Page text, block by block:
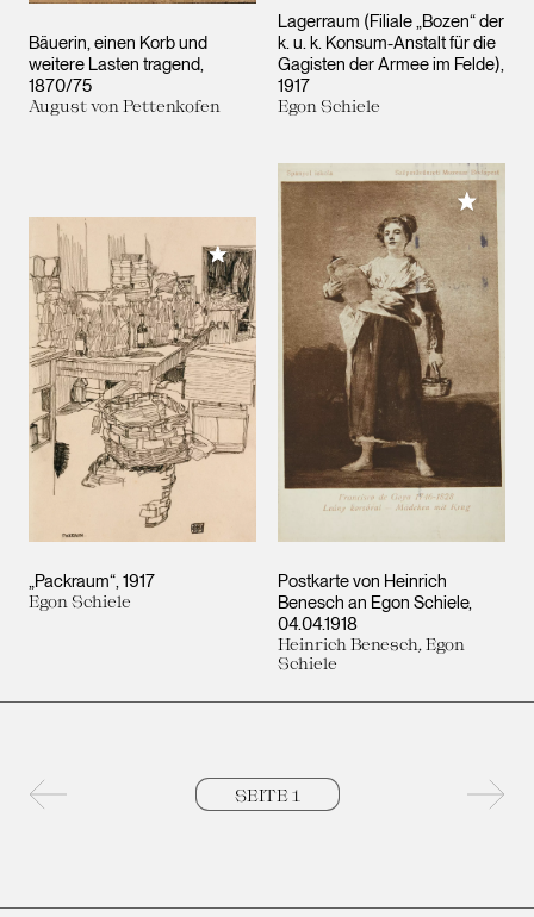
Bäuerin, einen Korb und
weitere Lasten tragend
1870/75
August von Pettenkofen
Lagerraum (Filiale „Bozen“ der
k. u. k. Konsum-Anstalt für die
Gagisten der Armee im Felde)
1917
Egon Schiele
„Packraum“ 1917
Egon Schiele
Meiner Sammlung hinzufügen
Postkarte von Heinrich
Benesch an Egon Schiele
04.04.1918
Heinrich Benesch, Egon
Schiele
Meiner